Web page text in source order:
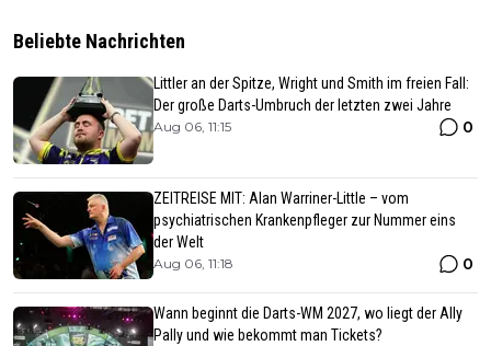
Beliebte Nachrichten
Littler an der Spitze, Wright und Smith im freien Fall:
Der große Darts-Umbruch der letzten zwei Jahre
Aug 06, 11:15 0
ZEITREISE MIT: Alan Warriner-Little – vom
psychiatrischen Krankenpfleger zur Nummer eins
der Welt
Aug 06, 11:18 0
Wann beginnt die Darts-WM 2027, wo liegt der Ally
Pally und wie bekommt man Tickets?